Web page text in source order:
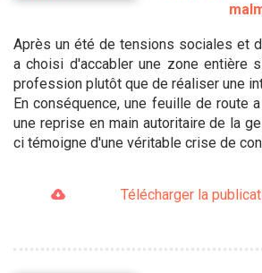
Après un été de tensions sociales et
a choisi d'accabler une zone entière
profession plutôt que de réaliser une
En conséquence, une feuille de route
une reprise en main autoritaire de la
ci témoigne d'une véritable crise de
Télécharger la